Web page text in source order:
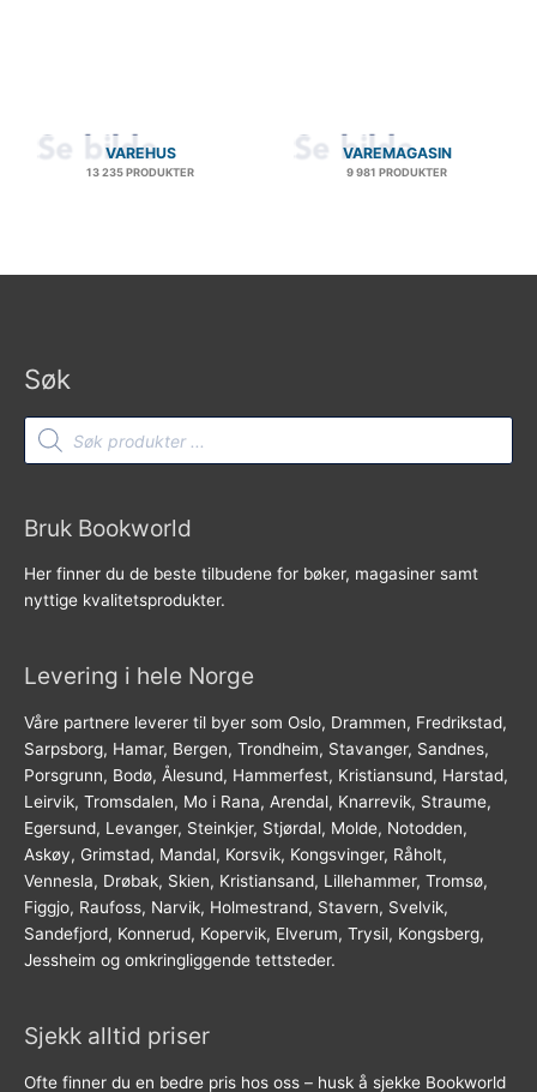
VAREHUS
13 235 PRODUKTER
VAREMAGASIN
9 981 PRODUKTER
Søk
Products
search
Bruk Bookworld
Her finner du de beste tilbudene for bøker, magasiner samt
nyttige kvalitetsprodukter.
Levering i hele Norge
Våre partnere leverer til byer som Oslo, Drammen, Fredrikstad,
Sarpsborg, Hamar, Bergen, Trondheim, Stavanger, Sandnes,
Porsgrunn, Bodø, Ålesund, Hammerfest, Kristiansund, Harstad,
Leirvik, Tromsdalen, Mo i Rana, Arendal, Knarrevik, Straume,
Egersund, Levanger, Steinkjer, Stjørdal, Molde, Notodden,
Askøy, Grimstad, Mandal, Korsvik, Kongsvinger, Råholt,
Vennesla, Drøbak, Skien, Kristiansand, Lillehammer, Tromsø,
Figgjo, Raufoss, Narvik, Holmestrand, Stavern, Svelvik,
Sandefjord, Konnerud, Kopervik, Elverum, Trysil, Kongsberg,
Jessheim og omkringliggende tettsteder.
Sjekk alltid priser
Ofte finner du en bedre pris hos oss – husk å sjekke Bookworld